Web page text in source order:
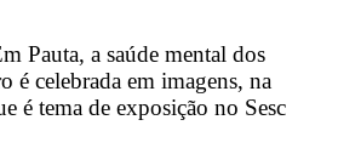
Pauta, a saúde mental dos
é celebrada em imagens, na
é tema de exposição no Sesc